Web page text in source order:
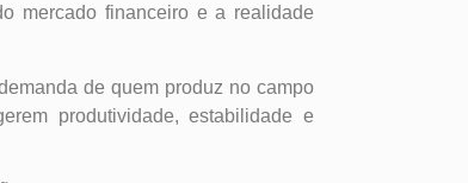
mercado financeiro e a realidade
de quem produz no campo
produtividade, estabilidade e